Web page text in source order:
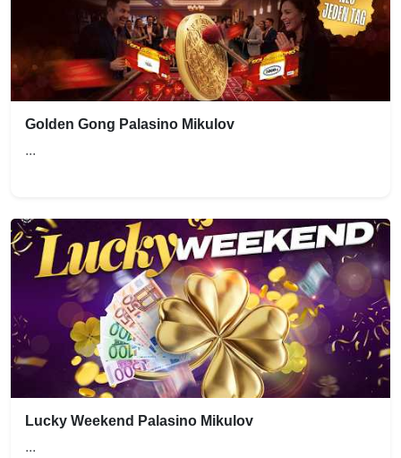
Golden Gong Palasino Mikulov
...
Lucky Weekend Palasino Mikulov
...